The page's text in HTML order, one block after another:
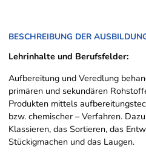
BESCHREIBUNG DER
Lehrinhalte und Berufsfelder:
Aufbereitung und Veredlung
primären und sekundären
Produkten mittels
bzw. chemischer – Verfahren.
Klassieren, das Sortieren, das
Stückigmachen und das Laugen.